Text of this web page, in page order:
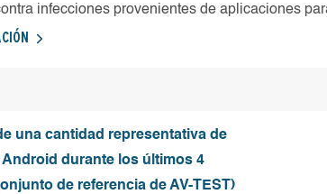
infecciones provenientes de aplicaciones
una cantidad representativa de
Android durante los últimos 4
de referencia de AV-TEST)